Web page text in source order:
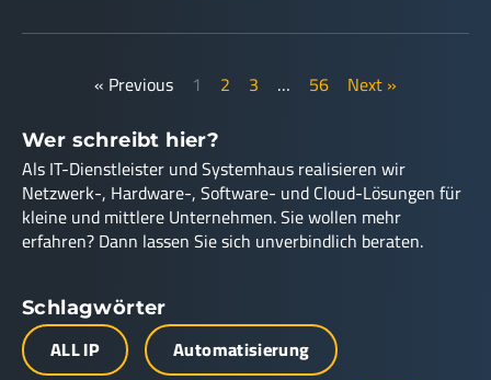
« Previous 1 2 3 … 56 Next »
Wer schreibt hier?
Als IT-Dienstleister und Systemhaus realisieren wir
Netzwerk-, Hardware-, Software- und Cloud-Lösungen für
kleine und mittlere Unternehmen. Sie wollen mehr
erfahren? Dann lassen Sie sich unverbindlich beraten.
Schlagwörter
ALL IP
Automatisierung